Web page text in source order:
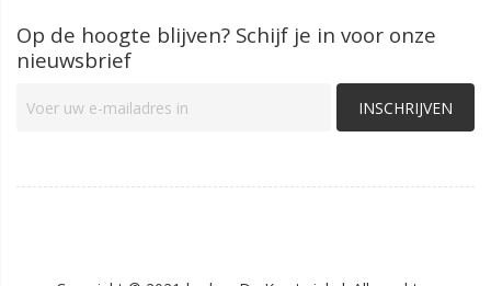
Op de hoogte blijven? Schijf je in voor onze
nieuwsbrief
INSCHRIJVEN